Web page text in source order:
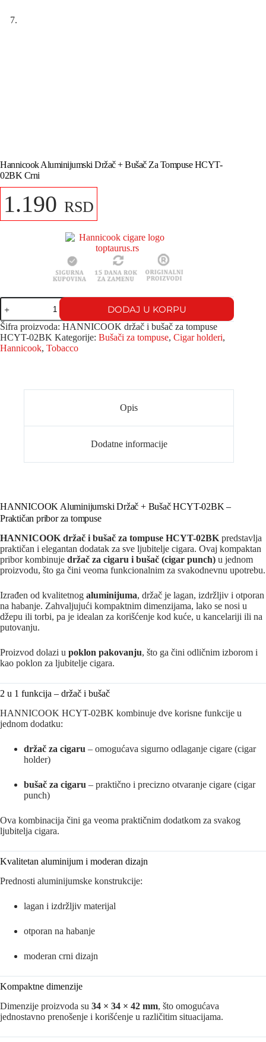
Hannicook Aluminijumski Držač + Bušač Za Tompuse HCYT-
02BK Crni
1.190 RSD
DODAJ U KORPU
Šifra proizvoda: HANNICOOK držač i bušač za tompuse
HCYT-02BK Kategorije: Bušači za tompuse, Cigar holderi,
Hannicook, Tobacco
Opis
Dodatne informacije
HANNICOOK Aluminijumski Držač + Bušač HCYT-02BK –
Praktičan pribor za tompuse
HANNICOOK držač i bušač za tompuse HCYT-02BK predstavlja
praktičan i elegantan dodatak za sve ljubitelje cigara. Ovaj kompaktan
pribor kombinuje držač za cigaru i bušač (cigar punch) u jednom
proizvodu, što ga čini veoma funkcionalnim za svakodnevnu upotrebu.
Izrađen od kvalitetnog aluminijuma, držač je lagan, izdržljiv i otporan
na habanje. Zahvaljujući kompaktnim dimenzijama, lako se nosi u
džepu ili torbi, pa je idealan za korišćenje kod kuće, u kancelariji ili na
putovanju.
Proizvod dolazi u poklon pakovanju, što ga čini odličnim izborom i
kao poklon za ljubitelje cigara.
2 u 1 funkcija – držač i bušač
HANNICOOK HCYT-02BK kombinuje dve korisne funkcije u
jednom dodatku:
držač za cigaru – omogućava sigurno odlaganje cigare (cigar
holder)
bušač za cigaru – praktično i precizno otvaranje cigare (cigar
punch)
Ova kombinacija čini ga veoma praktičnim dodatkom za svakog
ljubitelja cigara.
Kvalitetan aluminijum i moderan dizajn
Prednosti aluminijumske konstrukcije:
lagan i izdržljiv materijal
otporan na habanje
moderan crni dizajn
Kompaktne dimenzije
Dimenzije proizvoda su 34 × 34 × 42 mm, što omogućava
jednostavno prenošenje i korišćenje u različitim situacijama.